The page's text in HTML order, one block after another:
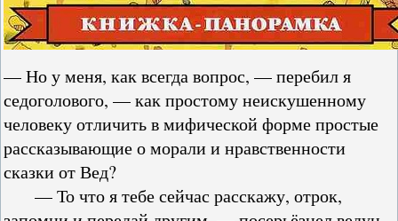
— Но у меня, как всегда вопрос, — перебил я
седоголового, — как простому неискушенному
человеку отличить в мифической форме простые
рассказывающие о морали и нравственности
сказки от Вед?
— То что я тебе сейчас расскажу, отрок,